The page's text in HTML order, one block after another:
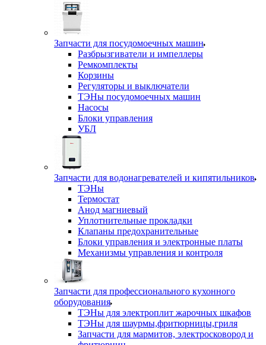
Запчасти для посудомоечных машин
Разбрызгиватели и импеллеры
Ремкомплекты
Корзины
Регуляторы и выключатели
ТЭНы посудомоечных машин
Насосы
Блоки управления
УБЛ
Запчасти для водонагревателей и кипятильников
ТЭНы
Термостат
Анод магниевый
Уплотнительные прокладки
Клапаны предохранительные
Блоки управления и электронные платы
Механизмы управления и контроля
Запчасти для профессионального кухонного
оборудования
ТЭНы для электроплит жарочных шкафов
ТЭНы для шаурмы,фритюрницы,гриля
Запчасти для мармитов, электросковород и